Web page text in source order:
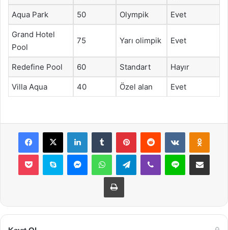
Aqua Park 50 Olympik Evet
Grand Hotel
Pool
75 Yarı olimpik Evet
Redefine Pool 60 Standart Hayır
Villa Aqua 40 Özel alan Evet
Facebook
X LinkedInTumblr PinterestReddit VKontakte
Pocket Skype MessengerWhatsAppTelegramViber Line E-Posta ile
Yazdır